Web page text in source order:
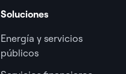
Soluciones
Energía y servicios
públicos